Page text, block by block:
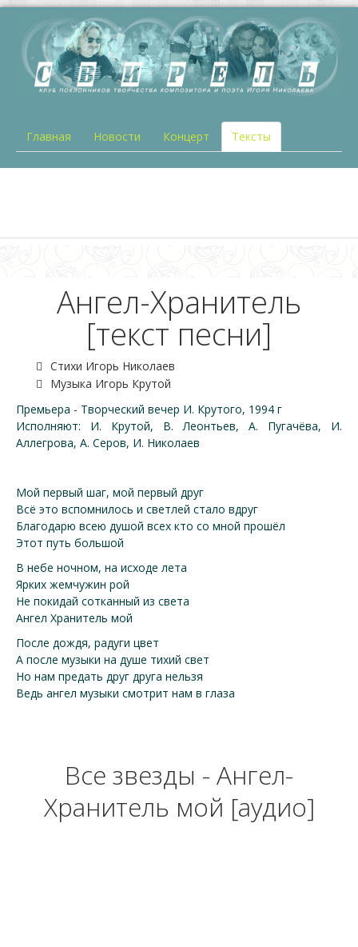
Главная Новости Концерт Тексты
Ангел-Хранитель
[текст песни]
Стихи Игорь Николаев
Музыка Игорь Крутой
Премьера - Творческий вечер И. Крутого, 1994 г
Исполняют: И. Крутой, В. Леонтьев, А. Пугачёва, И.
Аллегрова, А. Серов, И. Николаев
Мой первый шаг, мой первый друг
Всё это вспомнилось и светлей стало вдруг
Благодарю всею душой всех кто со мной прошёл
Этот путь большой
В небе ночном, на исходе лета
Ярких жемчужин рой
Не покидай сотканный из света
Ангел Хранитель мой
После дождя, радуги цвет
А после музыки на душе тихий свет
Но нам предать друг друга нельзя
Ведь ангел музыки смотрит нам в глаза
Все звезды - Ангел-
Хранитель мой [аудио]